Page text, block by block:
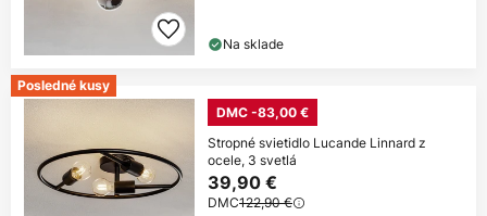
Na sklade
Posledné kusy
DMC -83,00 €
Stropné svietidlo Lucande Linnard z
ocele, 3 svetlá
39,90 €
DMC122,90 €